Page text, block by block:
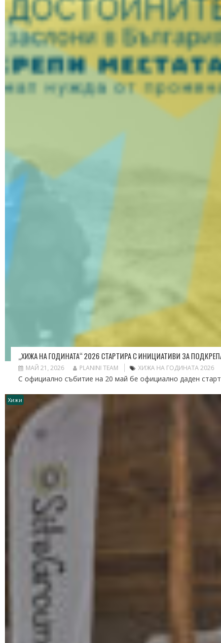
„ХИЖА НА ГОДИНАТА“ 2026 СТАРТИРА С ИНИЦИАТИВИ ЗА
МАЙ 21, 2026 PLANINI TEAM ХИЖА НА ГОДИНАТА 2026
С официално събитие на 20 май бе официално даден
Хижи